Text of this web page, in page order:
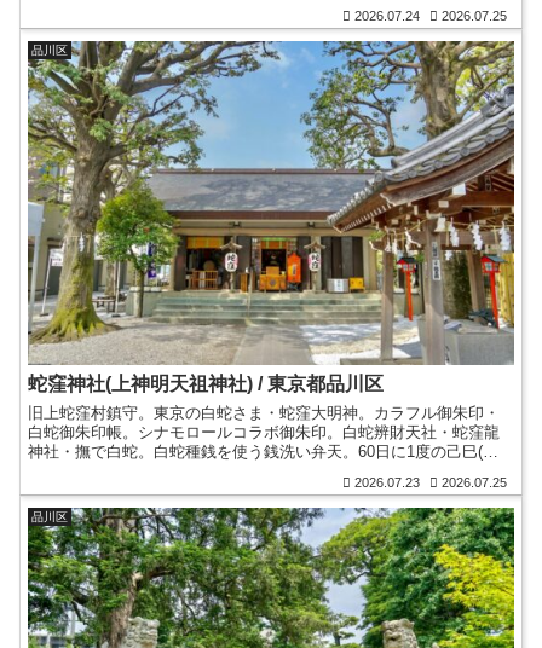
2026.07.24 2026.07.25
品川区
蛇窪神社(上神明天祖神社) / 東京都品川区
旧上蛇窪村鎮守。東京の白蛇さま・蛇窪大明神。カラフル御朱印・
白蛇御朱印帳。シナモロールコラボ御朱印。白蛇辨財天社・蛇窪龍
神社・撫で白蛇。白蛇種銭を使う銭洗い弁天。60日に1度の己巳(つ
2026.07.23 2026.07.25
品川区